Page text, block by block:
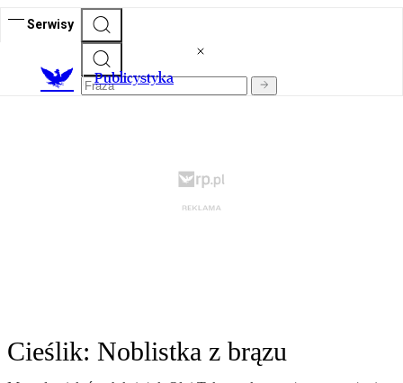
Serwisy
Publicystyka
Cieślik: Noblistka z brązu